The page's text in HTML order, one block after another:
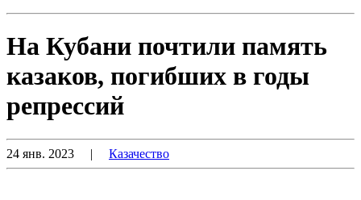
На Кубани почтили память
казаков, погибших в годы
репрессий
24 янв. 2023 | Казачество